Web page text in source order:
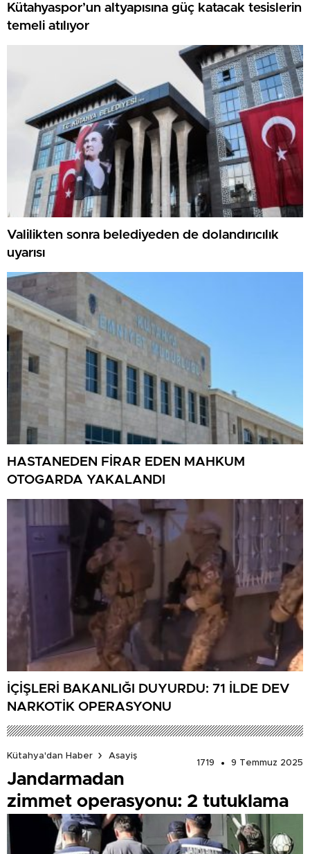
Kütahyaspor’un altyapısına güç katacak tesislerin
temeli atılıyor
Valilikten sonra belediyeden de dolandırıcılık
uyarısı
HASTANEDEN FİRAR EDEN MAHKUM
OTOGARDA YAKALANDI
İÇİŞLERİ BAKANLIĞI DUYURDU: 71 İLDE DEV
NARKOTİK OPERASYONU
Kütahya'dan Haber
Asayiş
1719
9 Temmuz 2025
Jandarmadan
zimmet operasyonu: 2 tutuklama